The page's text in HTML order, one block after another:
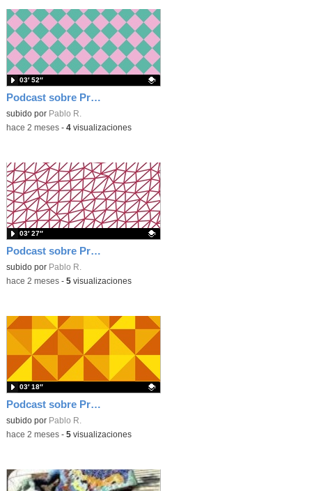
Podcast sobre Proyecto eTwinning Antoni Gaudí nº 7 (en castellano)
Contenido educativo.
subido por Pablo R.
03′ 52″
-hace 2 meses- 4visualizaciones
Podcast sobre Proyecto eTwinning Antoni Gaudí nº 6 (en castellano)
Contenido educativo.
subido por Pablo R.
03′ 27″
-hace 2 meses- 5visualizaciones
Podcast sobre Proyecto eTwinning Antoni Gaudí nº 5 (en castellano)
Contenido educativo.
subido por Pablo R.
03′ 18″
-hace 2 meses- 5visualizaciones